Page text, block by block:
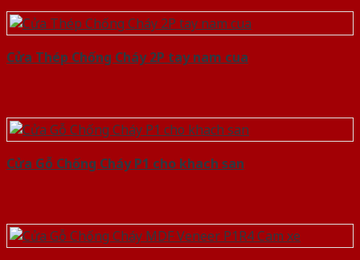
Cửa Thép Chống Cháy 2P tay nam cua
Cửa Gỗ Chống Cháy P1 cho khach san